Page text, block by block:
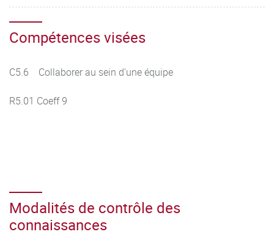
Compétences visées
C5.6 Collaborer au sein d'une équipe
R5.01 Coeff 9
Modalités de contrôle des
connaissances